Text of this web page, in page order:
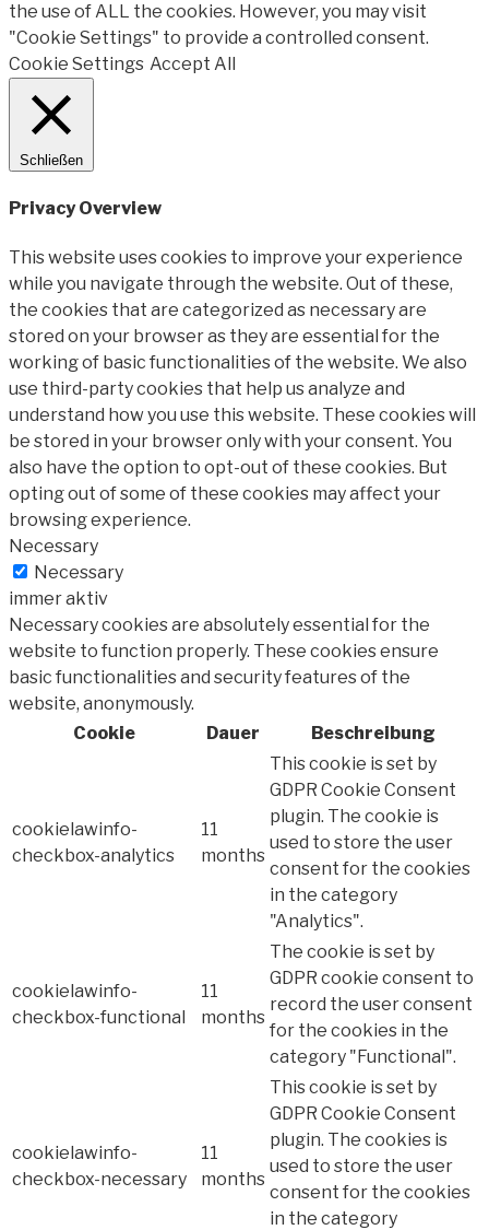
the use of ALL the cookies. However, you may visit
"Cookie Settings" to provide a controlled consent.
Cookie Settings Accept All
Schließen
Privacy Overview
This website uses cookies to improve your experience
while you navigate through the website. Out of these,
the cookies that are categorized as necessary are
stored on your browser as they are essential for the
working of basic functionalities of the website. We also
use third-party cookies that help us analyze and
understand how you use this website. These cookies will
be stored in your browser only with your consent. You
also have the option to opt-out of these cookies. But
opting out of some of these cookies may affect your
browsing experience.
Necessary
Necessary
immer aktiv
Necessary cookies are absolutely essential for the
website to function properly. These cookies ensure
basic functionalities and security features of the
website, anonymously.
Cookie
Dauer Beschreibung
cookielawinfo-
checkbox-analytics
11
months
This cookie is set by
GDPR Cookie Consent
plugin. The cookie is
used to store the user
consent for the cookies
in the category
"Analytics".
cookielawinfo-
checkbox-functional
11
months
The cookie is set by
GDPR cookie consent to
record the user consent
for the cookies in the
category "Functional".
cookielawinfo-
checkbox-necessary
11
months
This cookie is set by
GDPR Cookie Consent
plugin. The cookies is
used to store the user
consent for the cookies
in the category